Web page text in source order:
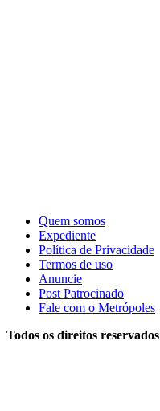
Quem somos
Expediente
Política de Privacidade
Termos de uso
Anuncie
Post Patrocinado
Fale com o Metrópoles
Todos os direitos reservados